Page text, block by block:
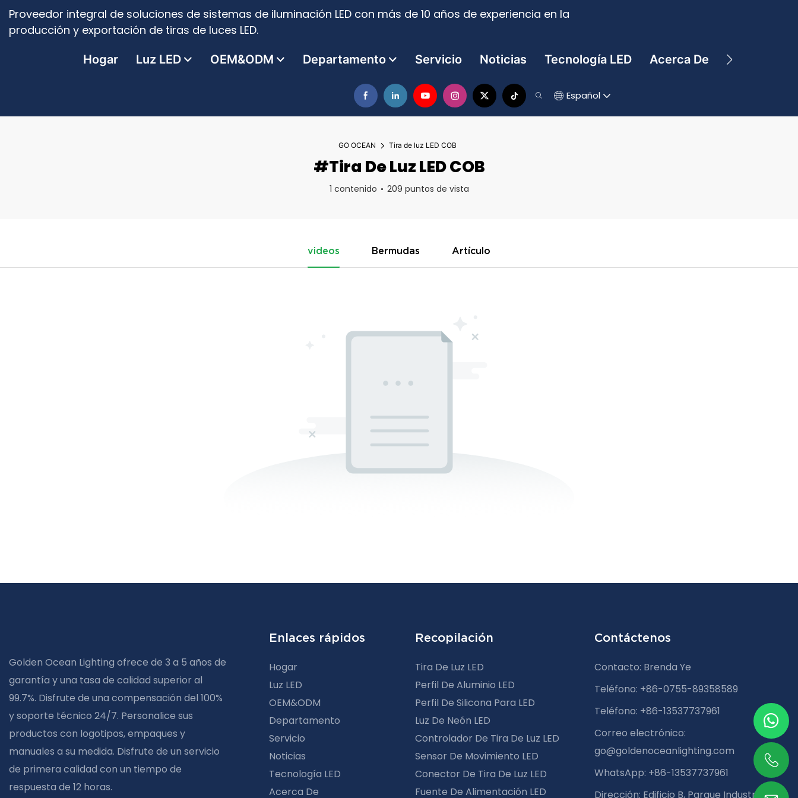
Proveedor integral de soluciones de sistemas de iluminación LED con más de 10 años de experiencia en la
producción y exportación de tiras de luces LED.
Hogar Luz LED OEM&ODM Departamento Servicio Noticias Tecnología LED Acerca De Contacto
Español
GO OCEAN Tira de luz LED COB
#Tira De Luz LED COB
1 contenido 209 puntos de vista
videos Bermudas Artículo
Golden Ocean Lighting ofrece de 3 a 5 años de
garantía y una tasa de calidad superior al
99.7%. Disfrute de una compensación del 100%
y soporte técnico 24/7. Personalice sus
productos con logotipos, empaques y
manuales a su medida. Disfrute de un servicio
de primera calidad con un tiempo de
respuesta de 12 horas.
Enlaces rápidos
Hogar
Luz LED
OEM&ODM
Departamento
Servicio
Noticias
Tecnología LED
Acerca De
Recopilación
Tira De Luz LED
Perfil De Aluminio LED
Perfil De Silicona Para LED
Luz De Neón LED
Controlador De Tira De Luz LED
Sensor De Movimiento LED
Conector De Tira De Luz LED
Fuente De Alimentación LED
Contáctenos
Contacto: Brenda Ye
Teléfono: +86-0755-89358589
Teléfono: +86-13537737961
Correo electrónico:
go@goldenoceanlighting.com
WhatsApp: +86-13537737961
Dirección: Edificio B, Parque Industrial